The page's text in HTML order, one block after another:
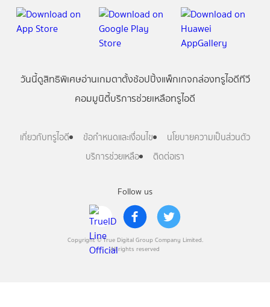
Follow us
Copyright © True Digital Group Company Limited.
All rights reserved
วันนี้ดูสิทธิพิเศษอ่านเกมตาตั้งช้อปปิ้งแพ็กเกจกล่องทรูไอดีทีวี
คอมมูนิตี้บริการช่วยเหลือทรูไอดี
เกี่ยวกับทรูไอดี ข้อกำหนดและเงื่อนไข
นโยบายความเป็นส่วนตัว
บริการช่วยเหลือ
ติดต่อเรา